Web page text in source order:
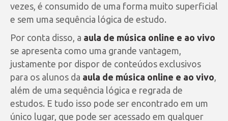
vezes, é consumido de uma forma muito superficial
e sem uma sequência lógica de estudo.
Por conta disso, a aula de música online e ao vivo
se apresenta como uma grande vantagem,
justamente por dispor de conteúdos exclusivos
para os alunos da aula de música online e ao vivo
além de uma sequência lógica e regrada de
estudos. E tudo isso pode ser encontrado em um
único lugar, que pode ser acessado em qualquer